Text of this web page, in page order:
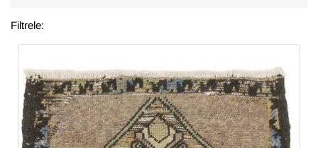
Filtrele: